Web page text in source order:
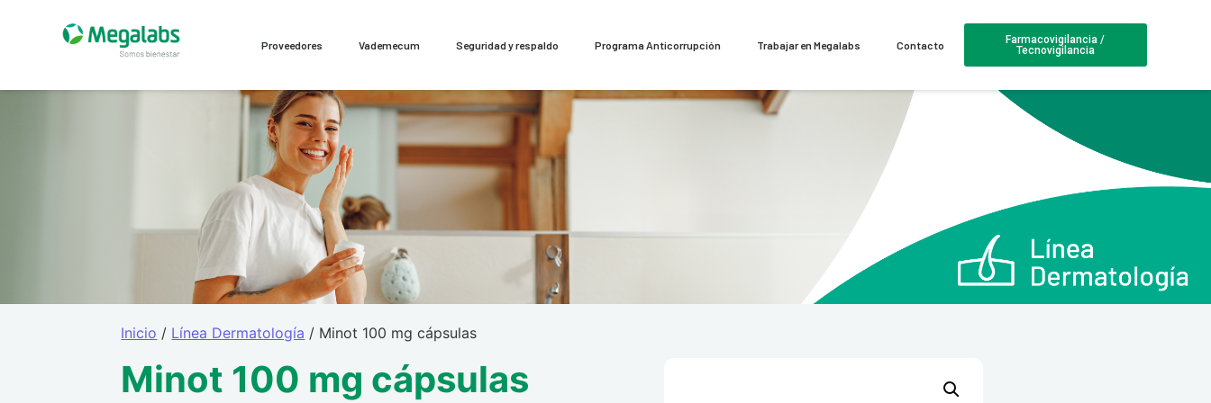
Proveedores Vademecum Seguridad y respaldo Programa Anticorrupción Trabajar en Megalabs Contacto
Farmacovigilancia /
Tecnovigilancia
Inicio / Línea Dermatología / Minot 100 mg cápsulas
Minot 100 mg cápsulas